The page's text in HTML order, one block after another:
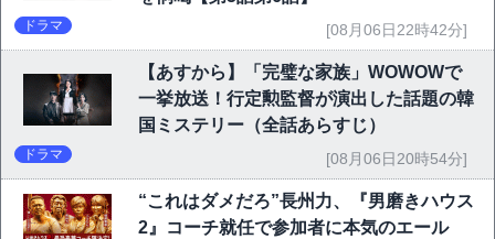
ドラマ [08月06日22時42分]
【あすから】「完璧な家族」WOWOWで
一挙放送！行定勲監督が演出した話題の韓
国ミステリー（全話あらすじ）
ドラマ [08月06日20時54分]
“これはダメだろ”長州力、『男磨きハウス
2』コーチ就任で参加者に本気のエール